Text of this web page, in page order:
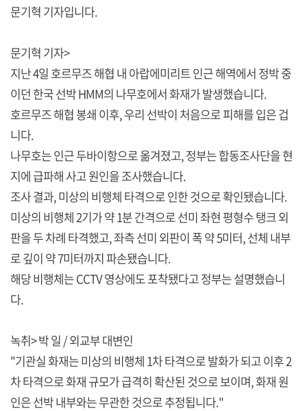
문기혁 기자입니다.
문기혁 기자>
지난 4일 호르무즈 해협 내 아랍에미리트 인근 해역에서 정박 중
이던 한국 선박 HMM의 나무호에서 화재가 발생했습니다.
호르무즈 해협 봉쇄 이후, 우리 선박이 처음으로 피해를 입은 겁
니다.
나무호는 인근 두바이항으로 옮겨졌고, 정부는 합동조사단을 현
지에 급파해 사고 원인을 조사했습니다.
조사 결과, 미상의 비행체 타격으로 인한 것으로 확인됐습니다.
미상의 비행체 2기가 약 1분 간격으로 선미 좌현 평형수 탱크 외
판을 두 차례 타격했고, 좌측 선미 외판이 폭 약 5미터, 선체 내부
로 깊이 약 7미터까지 파손됐습니다.
해당 비행체는 CCTV 영상에도 포착됐다고 정부는 설명했습니
다.
녹취> 박 일 / 외교부 대변인
"기관실 화재는 미상의 비행체 1차 타격으로 발화가 되고 이후 2
차 타격으로 화재 규모가 급격히 확산된 것으로 보이며, 화재 원
인은 선박 내부와는 무관한 것으로 추정됩니다."